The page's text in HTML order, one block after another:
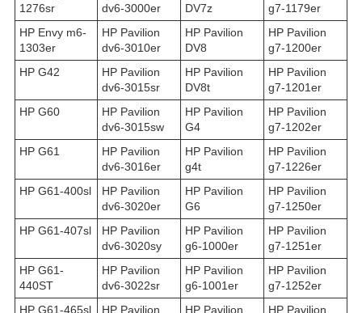
1276sr
dv6-3000er
DV7z
g7-1179er
HP Envy m6-
1303er
HP Pavilion
dv6-3010er
HP Pavilion
DV8
HP Pavilion
g7-1200er
HP G42
HP Pavilion
dv6-3015sr
HP Pavilion
DV8t
HP Pavilion
g7-1201er
HP G60
HP Pavilion
dv6-3015sw
HP Pavilion
G4
HP Pavilion
g7-1202er
HP G61
HP Pavilion
dv6-3016er
HP Pavilion
g4t
HP Pavilion
g7-1226er
HP G61-400sl
HP Pavilion
dv6-3020er
HP Pavilion
G6
HP Pavilion
g7-1250er
HP G61-407sl
HP Pavilion
dv6-3020sy
HP Pavilion
g6-1000er
HP Pavilion
g7-1251er
HP G61-
440ST
HP Pavilion
dv6-3022sr
HP Pavilion
g6-1001er
HP Pavilion
g7-1252er
HP G61-465sl
HP Pavilion
HP Pavilion
HP Pavilion